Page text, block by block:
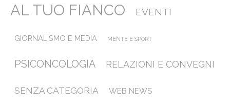
AL TUO FIANCO
EVENTI
GIORNALISMO E MEDIA MENTE E SPORT
PSICONCOLOGIA RELAZIONI E CONVEGNI
SENZA CATEGORIA WEB NEWS